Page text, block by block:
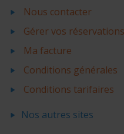
Nous contacter
Gérer vos réservations
Ma facture
Conditions générales
Conditions tarifaires
Nos autres sites